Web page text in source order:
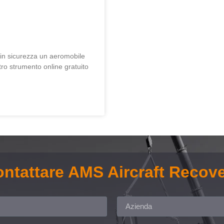
sicurezza un aeromobile
strumento online gratuito
AMS Aircraft